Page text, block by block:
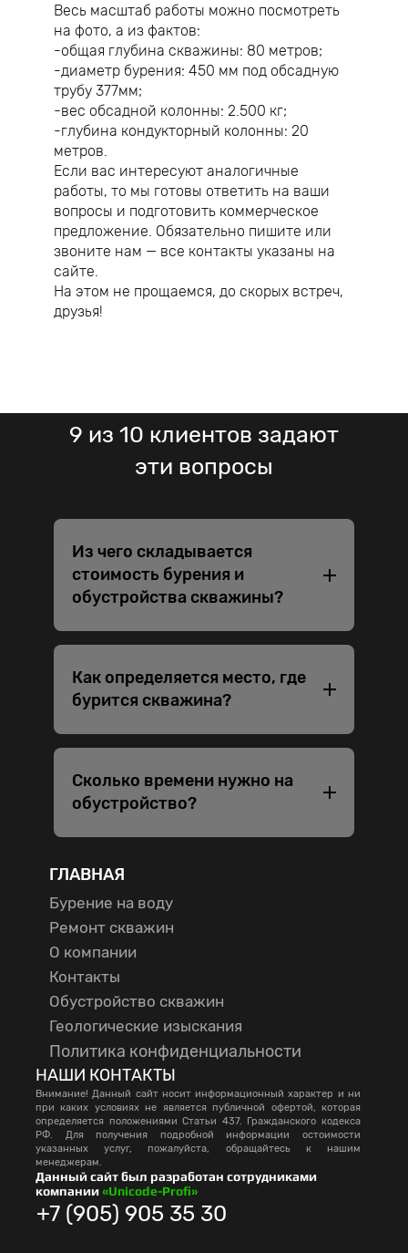
Весь масштаб работы можно посмотреть
на фото, а из фактов:
-общая глубина скважины: 80 метров;
-диаметр бурения: 450 мм под обсадную
трубу 377мм;
-вес обсадной колонны: 2.500 кг;
-глубина кондукторный колонны: 20
метров.
Если вас интересуют аналогичные
работы, то мы готовы ответить на ваши
вопросы и подготовить коммерческое
предложение. Обязательно пишите или
звоните нам — все контакты указаны на
сайте.
На этом не прощаемся, до скорых встреч,
друзья!
9 из 10 клиентов задают
эти вопросы
Из чего складывается
стоимость бурения и
обустройства скважины?
Как определяется место, где
бурится скважина?
Сколько времени нужно на
обустройство?
ГЛАВНАЯ
Бурение на воду
Ремонт скважин
О компании
Контакты
Обустройство скважин
Геологические изыскания
Политика конфиденциальности
НАШИ КОНТАКТЫ
Внимание! Данный сайт носит информационный характер и ни
при каких условиях не является публичной офертой, которая
определяется положениями Статьи 437. Гражданского кодекса
РФ. Для получения подробной информации остоимости
указанных услуг, пожалуйста, обращайтесь к нашим
менеджерам.
Данный сайт был разработан сотрудниками
компании«Unicode-Profi»
+7 (905) 905 35 30